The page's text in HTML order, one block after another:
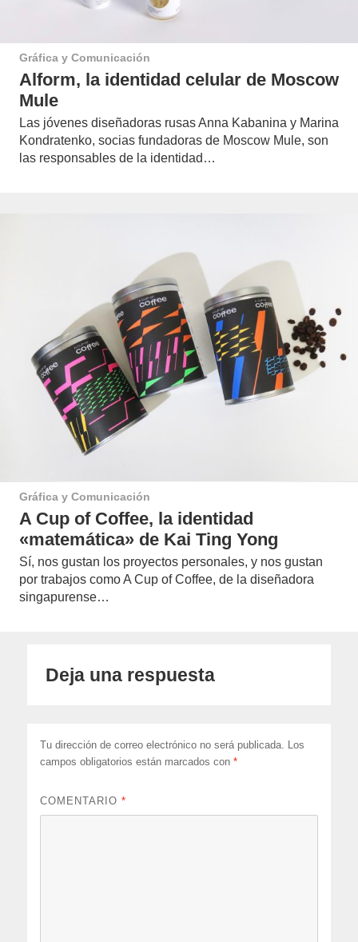
Gráfica y Comunicación
Alform, la identidad celular de Moscow
Mule
Las jóvenes diseñadoras rusas Anna Kabanina y Marina
Kondratenko, socias fundadoras de Moscow Mule, son
las responsables de la identidad…
Gráfica y Comunicación
A Cup of Coffee, la identidad
«matemática» de Kai Ting Yong
Sí, nos gustan los proyectos personales, y nos gustan
por trabajos como A Cup of Coffee, de la diseñadora
singapurense…
Deja una respuesta
Tu dirección de correo electrónico no será publicada.
Los
campos obligatorios están marcados con*
COMENTARIO*